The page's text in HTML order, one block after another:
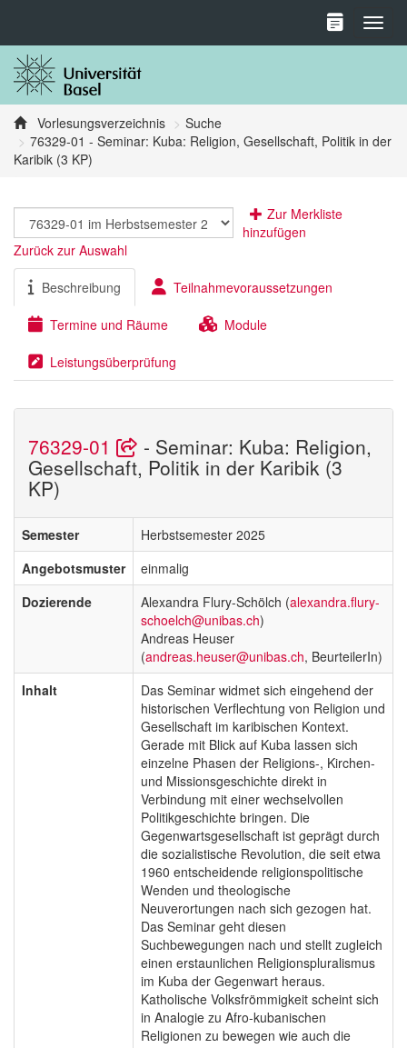
Vorlesungsverzeichnis
Suche
76329-01 - Seminar: Kuba: Religion, Gesellschaft, Politik in der
Karibik (3 KP)
Zur Merkliste
hinzufügen
Zurück zur Auswahl
Beschreibung Teilnahmevoraussetzungen
Termine und Räume Module
Leistungsüberprüfung
76329-01 - Seminar: Kuba: Religion,
Gesellschaft, Politik in der Karibik (3
KP)
Semester
Herbstsemester 2025
Angebotsmuster
einmalig
Dozierende
Alexandra Flury-Schölch (alexandra.flury-
schoelch@unibas.ch)
Andreas Heuser
(andreas.heuser@unibas.ch, BeurteilerIn)
Inhalt
Das Seminar widmet sich eingehend der
historischen Verflechtung von Religion und
Gesellschaft im karibischen Kontext.
Gerade mit Blick auf Kuba lassen sich
einzelne Phasen der Religions-, Kirchen-
und Missionsgeschichte direkt in
Verbindung mit einer wechselvollen
Politikgeschichte bringen. Die
Gegenwartsgesellschaft ist geprägt durch
die sozialistische Revolution, die seit etwa
1960 entscheidende religionspolitische
Wenden und theologische
Neuverortungen nach sich gezogen hat.
Das Seminar geht diesen
Suchbewegungen nach und stellt zugleich
einen erstaunlichen Religionspluralismus
im Kuba der Gegenwart heraus.
Katholische Volksfrömmigkeit scheint sich
in Analogie zu Afro-kubanischen
Religionen zu bewegen wie auch die